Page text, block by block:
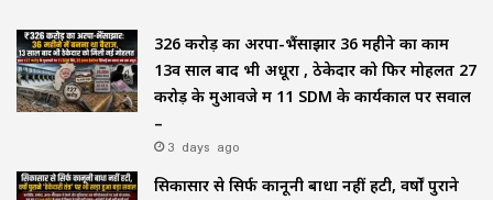
₹326 करोड़ का अरपा-भैंसाझार 36 महीने का काम
13वें साल बाद भी अधूरा , ठेकेदार को फिर मोहलत ₹27
करोड़ के मुआवजे में 11 SDM के कार्यकाल पर सवाल
–
3 days ago
सिकासार से सिर्फ कानूनी बाधा नहीं हटी, वर्षों पुराने